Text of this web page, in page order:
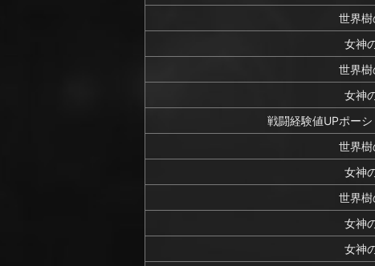
世界
女神
世界
女神
戦闘経験値UPポーシ
世界
女神
世界
女神
女神